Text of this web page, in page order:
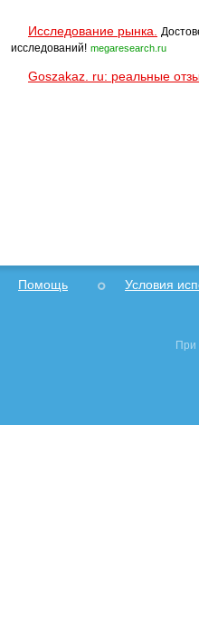
Исследование рынка.
исследований! megaresearch.ru
Goszakaz. ru: реальные
Помощь Условия
При